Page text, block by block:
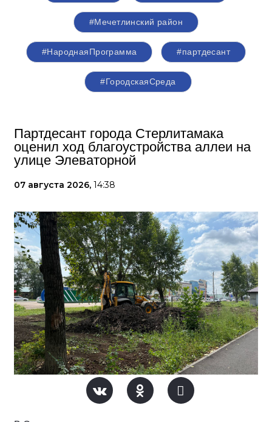
#Мечетлинский район
#НароднаяПрограмма #партдесант
#ГородскаяСреда
Партдесант города Стерлитамака
оценил ход благоустройства аллеи на
улице Элеваторной
07 августа 2026, 14:38